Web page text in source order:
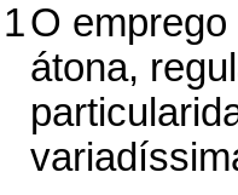
1O emprego
átona,